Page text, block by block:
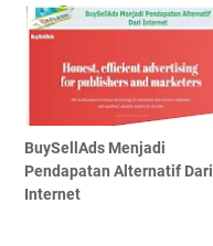
BuySellAds Menjadi
Pendapatan Alternatif Dari
Internet